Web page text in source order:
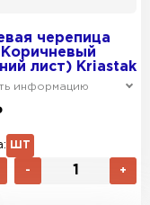
черепица
лист) Kriastak
информацию
ШТ
- +